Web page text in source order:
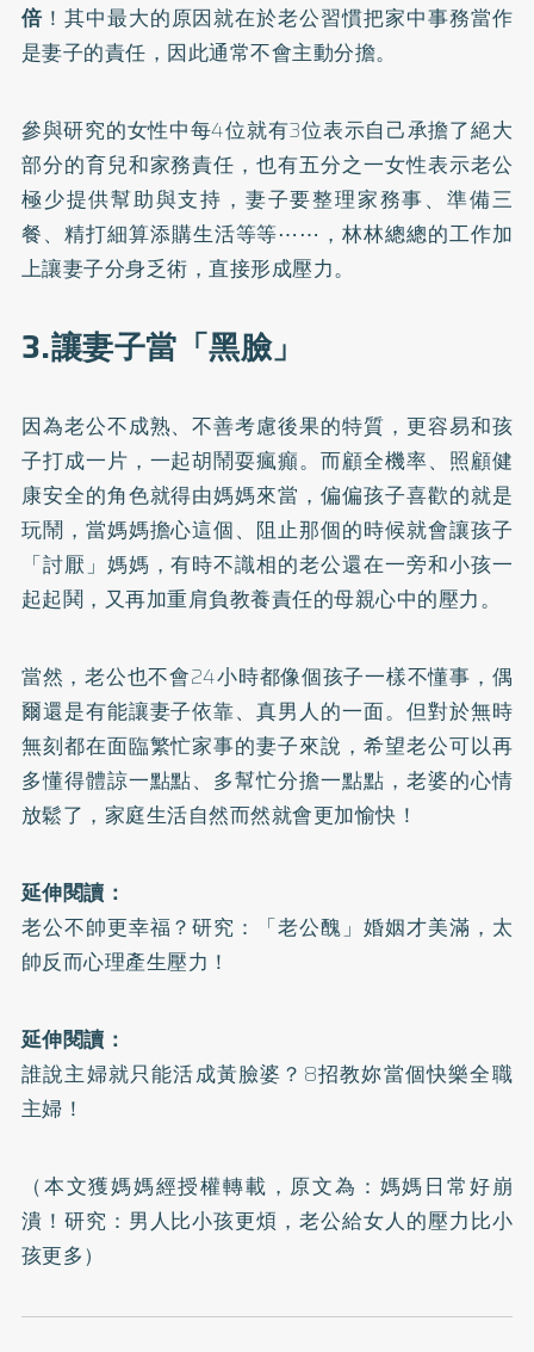
倍！其中最大的原因就在於老公習慣把家中事務當作
是妻子的責任，因此通常不會主動分擔。
參與研究的女性中每4位就有3位表示自己承擔了絕大
部分的育兒和家務責任，也有五分之一女性表示老公
極少提供幫助與支持，妻子要整理家務事、準備三
餐、精打細算添購生活等等⋯⋯，林林總總的工作加
上讓妻子分身乏術，直接形成壓力。
3.讓妻子當「黑臉」
因為老公不成熟、不善考慮後果的特質，更容易和孩
子打成一片，一起胡鬧耍瘋癲。而顧全機率、照顧健
康安全的角色就得由媽媽來當，偏偏孩子喜歡的就是
玩鬧，當媽媽擔心這個、阻止那個的時候就會讓孩子
「討厭」媽媽，有時不識相的老公還在一旁和小孩一
起起鬨，又再加重肩負教養責任的母親心中的壓力。
當然，老公也不會24小時都像個孩子一樣不懂事，偶
爾還是有能讓妻子依靠、真男人的一面。但對於無時
無刻都在面臨繁忙家事的妻子來說，希望老公可以再
多懂得體諒一點點、多幫忙分擔一點點，老婆的心情
放鬆了，家庭生活自然而然就會更加愉快！
延伸閱讀：
老公不帥更幸福？研究：「老公醜」婚姻才美滿，太
帥反而心理產生壓力！
延伸閱讀：
誰說主婦就只能活成黃臉婆？8招教妳當個快樂全職
主婦！
（本文獲媽媽經授權轉載，原文為： 媽媽日常好崩
潰！研究：男人比小孩更煩，老公給女人的壓力比小
孩更多）